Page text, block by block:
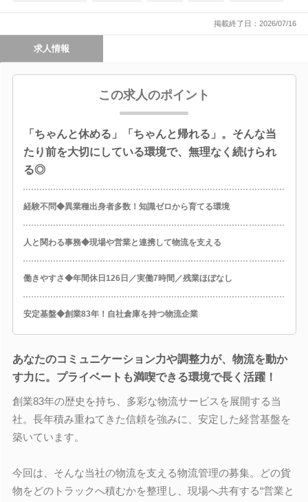
掲載終了日：2026/07/16
求人情報
この求人のポイント
「ちゃんと休める」「ちゃんと帰れる」。そんな当
たり前を大切にしている環境で、無理なく続けられ
る◎
経験不問◆異業種出身者多数！知識ゼロから育てる環境
人と関わる事務◆現場や営業と連携して物流を支える
働きやすさ◆年間休日126日／実働7時間／残業ほぼなし
安定基盤◆創業83年！自社倉庫を持つ物流企業
あなたのコミュニケーション力や調整力が、物流を動か
す力に。プライベートも満喫できる環境で長く活躍！
創業83年の歴史を持ち、多彩な物流サービスを展開する当
社。長年積み重ねてきた信頼を強みに、安定した経営基盤を
築いています。
今回は、そんな当社の物流を支える物流管理の募集。どの貨
物をどのトラックへ積むかを整理し、現場へ共有する“営業と